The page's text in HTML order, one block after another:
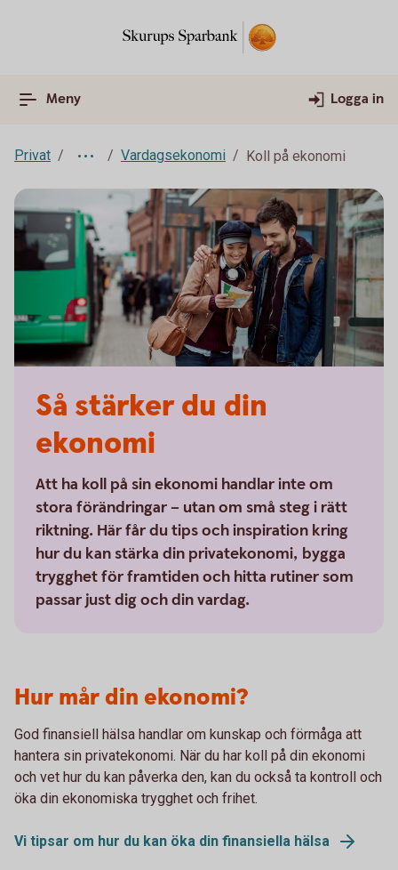
Meny Logga in
Privat Vardagsekonomi Koll på ekonomi
Så stärker du din
ekonomi
Att ha koll på sin ekonomi handlar inte om
stora förändringar – utan om små steg i rätt
riktning. Här får du tips och inspiration kring
hur du kan stärka din privatekonomi, bygga
trygghet för framtiden och hitta rutiner som
passar just dig och din vardag.
Hur mår din ekonomi?
God finansiell hälsa handlar om kunskap och förmåga att
hantera sin privatekonomi. När du har koll på din ekonomi
och vet hur du kan påverka den, kan du också ta kontroll och
öka din ekonomiska trygghet och frihet.
Vi tipsar om hur du kan öka din finansiella hälsa